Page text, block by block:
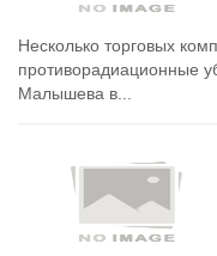
Несколько торговых
противорадиационные
Малышева в...